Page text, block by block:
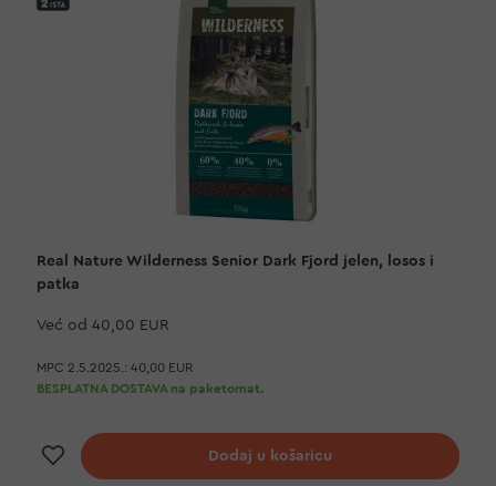
Real Nature Wilderness Senior Dark Fjord jelen, losos i
patka
Već od 40,00 EUR
MPC 2.5.2025.: 40,00 EUR
BESPLATNA DOSTAVA na paketomat.
Dodaj na listu želja
Dodaj u košaricu